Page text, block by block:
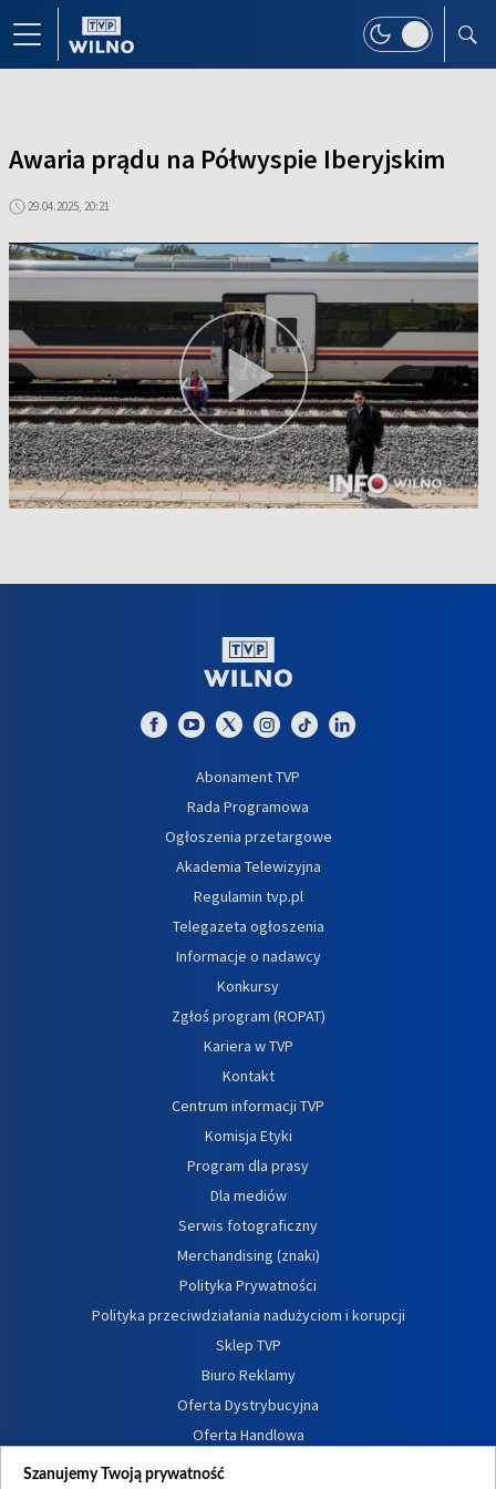
Awaria prądu na Półwyspie Iberyjskim
29.04.2025, 20:21
Abonament TVP
Rada Programowa
Ogłoszenia przetargowe
Akademia Telewizyjna
Regulamin tvp.pl
Telegazeta ogłoszenia
Informacje o nadawcy
Konkursy
Zgłoś program (ROPAT)
Kariera w TVP
Kontakt
Centrum informacji TVP
Komisja Etyki
Program dla prasy
Dla mediów
Serwis fotograficzny
Merchandising (znaki)
Polityka Prywatności
Polityka przeciwdziałania nadużyciom i korupcji
Sklep TVP
Biuro Reklamy
Oferta Dystrybucyjna
Oferta Handlowa
Dostępność
Szanujemy Twoją prywatność